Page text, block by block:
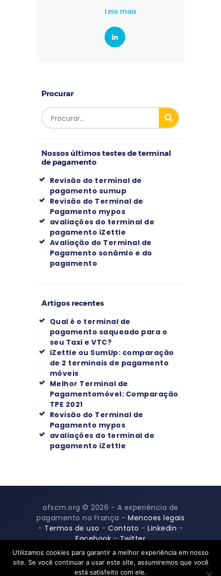
Leia mais
Procurar
Nossos últimos testes de terminal
de pagamento
Revisão do terminal de
pagamento sumup
Revisão do Terminal de
Pagamento mypos
avaliações do terminal de
pagamento iZettle
Avaliação do Terminal de
Pagamento sonâmlo e do
pagamento
Artigos recentes
Qual é o terminal de
pagamento saqueado para o
seu Taxi e VTC?
iZettle ou SumUp: comparação
de 2 terminais de pagamento
móveis
Melhor Terminal de
Pagamentomóvel: Comparação
TPE 2021
Revisão do Terminal de
Pagamento mypos
avaliações do terminal de
pagamento iZettle
afscm.org © 2026 - A experiência de
pagamento na França - Mencoes legais
- Termos de uso - Contato - Linkedin -
Facebook-Twitter
Utilizamos cookies para garantir a melhor experiência em nosso
site. Se você continuar a usar este site, assumiremos que você
está satisfeito com ele.